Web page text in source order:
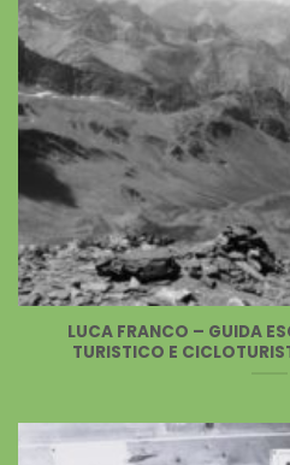
LUCA FRANCO – GUIDA
TURISTICO E